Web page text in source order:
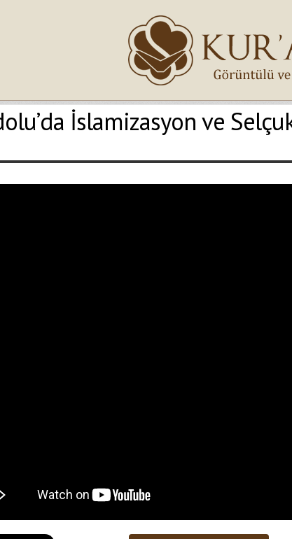
İslamizasyon ve
İsminiz (*)